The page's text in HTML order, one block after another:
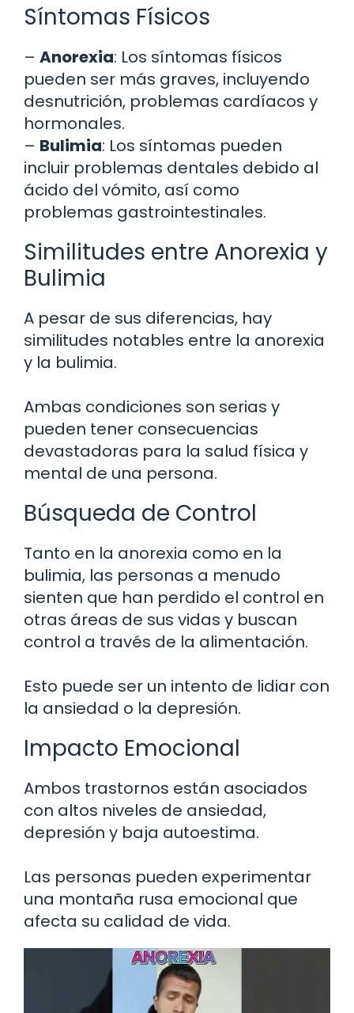
Síntomas Físicos
– Anorexia: Los síntomas físicos
pueden ser más graves, incluyendo
desnutrición, problemas cardíacos y
hormonales.
– Bulimia: Los síntomas pueden
incluir problemas dentales debido al
ácido del vómito, así como
problemas gastrointestinales.
Similitudes entre Anorexia y
Bulimia
A pesar de sus diferencias, hay
similitudes notables entre la anorexia
y la bulimia.
Ambas condiciones son serias y
pueden tener consecuencias
devastadoras para la salud física y
mental de una persona.
Búsqueda de Control
Tanto en la anorexia como en la
bulimia, las personas a menudo
sienten que han perdido el control en
otras áreas de sus vidas y buscan
control a través de la alimentación.
Esto puede ser un intento de lidiar con
la ansiedad o la depresión.
Impacto Emocional
Ambos trastornos están asociados
con altos niveles de ansiedad,
depresión y baja autoestima.
Las personas pueden experimentar
una montaña rusa emocional que
afecta su calidad de vida.